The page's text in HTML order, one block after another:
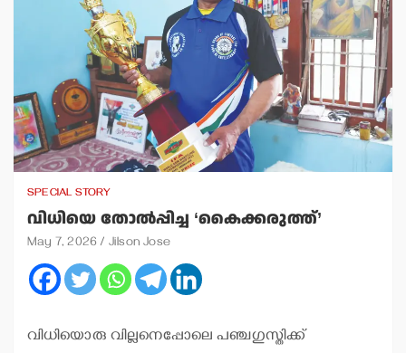
SPECIAL STORY
വിധിയെ തോല്‍പ്പിച്ച ‘കൈക്കരുത്ത്’
May 7, 2026 Jilson Jose
വിധിയൊരു വില്ലനെപ്പോലെ പഞ്ചഗുസ്തിക്ക്